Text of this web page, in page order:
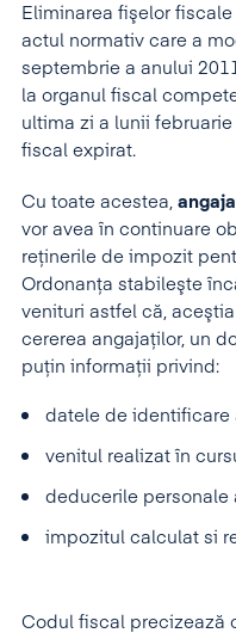
Eliminarea fişelor
actul normativ care a
septembrie a anului
la organul fiscal
ultima zi a lunii
fiscal expirat.
Cu toate acestea,
vor avea în continuare
reţinerile de impozit
Ordonanţa stabileşte
venituri astfel că,
cererea angajaţilor, un
puţin informaţii privind:
datele de identificare
venitul realizat în
deducerile personale
impozitul calculat si
Codul fiscal precizează